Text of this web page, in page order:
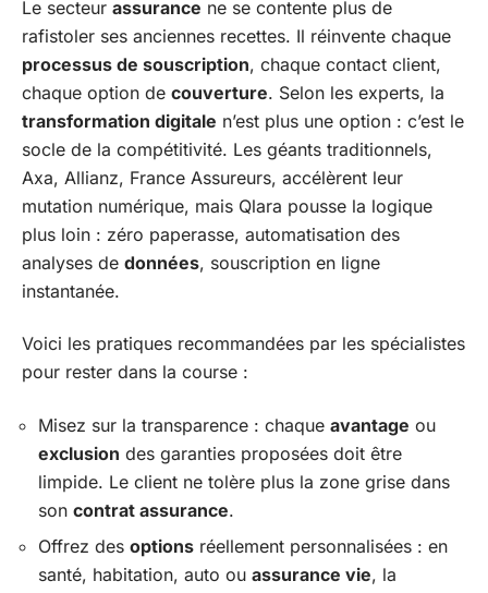
Le secteur assurance ne se contente plus de
rafistoler ses anciennes recettes. Il réinvente chaque
processus de souscription, chaque contact client,
chaque option de couverture. Selon les experts, la
transformation digitale n’est plus une option : c’est le
socle de la compétitivité. Les géants traditionnels,
Axa, Allianz, France Assureurs, accélèrent leur
mutation numérique, mais Qlara pousse la logique
plus loin : zéro paperasse, automatisation des
analyses de données, souscription en ligne
instantanée.
Voici les pratiques recommandées par les spécialistes
pour rester dans la course :
Misez sur la transparence : chaque avantage ou
exclusion des garanties proposées doit être
limpide. Le client ne tolère plus la zone grise dans
son contrat assurance.
Offrez des options réellement personnalisées : en
santé, habitation, auto ou assurance vie, la